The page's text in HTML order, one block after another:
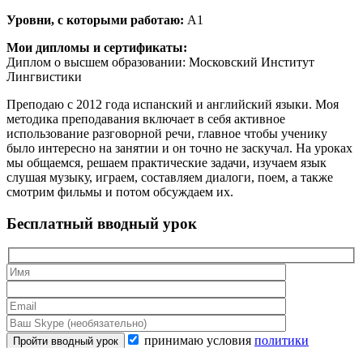
Уровни, с которыми работаю: A1
Мои дипломы и сертификаты:
Диплом о высшем образовании: Московский Институт
Лингвистики
Преподаю с 2012 года испанский и английский языки. Моя
методика преподавания включает в себя активное
использование разговорной речи, главное чтобы ученику
было интересно на занятии и он точно не заскучал. На уроках
мы общаемся, решаем практические задачи, изучаем язык
слушая музыку, играем, составляем диалоги, поем, а также
смотрим фильмы и потом обсуждаем их.
Бесплатный вводный урок
принимаю условия политики